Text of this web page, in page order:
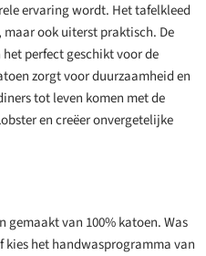
ervaring wordt. Het tafelkleed
ook uiterst praktisch. De
perfect geschikt voor de
zorgt voor duurzaamheid en
tot leven komen met de
en creëer onvergetelijke
gemaakt van 100% katoen. Was
kies het handwasprogramma van